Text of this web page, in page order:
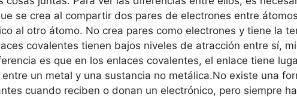
se crea al compartir dos pares de electrones entre
al otro átomo. No crea pares como electrones y tiene la
covalentes tienen bajos niveles de atracción entre sí,
es que en los enlaces covalentes, el enlace tiene
un metal y una sustancia no metálica.No existe una
cuando reciben o donan un electrónico, pero siempre